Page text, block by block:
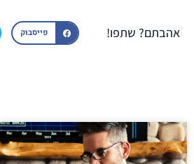
אהבתם? שתפו! פייסבוק